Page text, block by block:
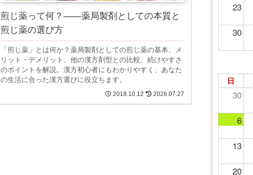
煎じ薬って何？――薬局製剤としての本質と
煎じ薬の選び方
「煎じ薬」とは何か？薬局製剤としての煎じ薬の基本、メ
リット・デメリット、他の漢方剤型との比較、続けやすさ
のポイントを解説。漢方初心者にもわかりやすく、あなた
の生活に合った漢方選びに役立ちます。
2018.10.12 2026.07.27
23
30
日
30
6
13
20